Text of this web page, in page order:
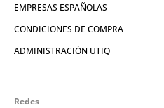
EMPRESAS ESPAÑOLAS
CONDICIONES DE COMPRA
ADMINISTRACIÓN UTIQ
Redes